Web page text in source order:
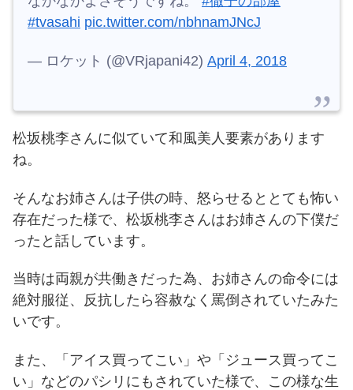
#tvasahi pic.twitter.com/nbhnamJNcJ
— ロケット (@VRjapani42) April 4, 2018
松坂桃李さんに似ていて和風美人要素があります
ね。
そんなお姉さんは子供の時、怒らせるととても怖い
存在だった様で、松坂桃李さんはお姉さんの下僕だ
ったと話しています。
当時は両親が共働きだった為、お姉さんの命令には
絶対服従、反抗したら容赦なく罵倒されていたみた
いです。
また、「アイス買ってこい」や「ジュース買ってこ
い」などのパシリにもされていた様で、この様な生